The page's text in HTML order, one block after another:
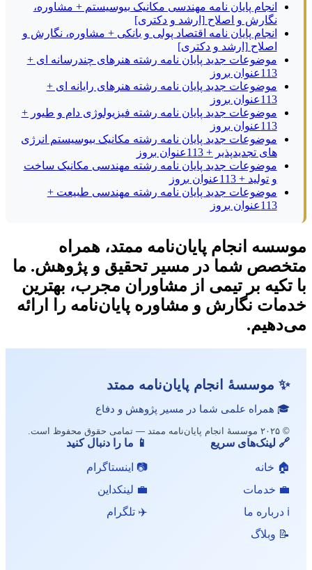
انجام پایان نامه مهندسی مکانیک بیوسیستم + مشاوره،
نگارش و اصلاح [ارشد و دکتری]
انجام پایان نامه اقتصاد پولی و بانکی + مشاوره، نگارش و
اصلاح [ارشد و دکتری]
موضوعات جدید پایان نامه رشته هنرهای چندرسانه ای +
113عنوان بروز
موضوعات جدید پایان نامه رشته هنرهای رایانه ای +
113عنوان بروز
موضوعات جدید پایان نامه رشته فیزیولوژی دام و طیور +
113عنوان بروز
موضوعات جدید پایان نامه رشته مکانیک بیوسیستم انرژی
های تجدیدپذیر + 113عنوان بروز
موضوعات جدید پایان نامه رشته مهندسی مکانیک ساخت
و تولید + 113عنوان بروز
موضوعات جدید پایان نامه رشته مهندسی طبیعت +
113عنوان بروز
موسسه انجام پایان‌نامه ممتد، همراه
متخصص شما در مسیر تحقیق و پژوهش. ما
با تکیه بر تیمی از مشاوران مجرب، بهترین
خدمات نگارش و مشاوره پایان‌نامه را ارائه
می‌دهیم.
✨ موسسهٔ انجام پایان‌نامه ممتد
🎓 همراه علمی شما در مسیر پژوهش و دفاع
© ۲۰۲۵ موسسهٔ انجام پایان‌نامه ممتد — تمامی حقوق محفوظ است.
🔗 لینک‌های سریع
🏠 خانه
💼 خدمات
ℹ️ درباره ما
📝 وبلاگ
📱 ما را دنبال کنید
📷 اینستاگرام
💼 لینکداین
✈️ تلگرام